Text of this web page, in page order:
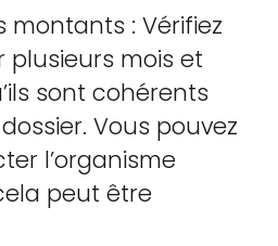
montants : Vérifiez
mois et
sont cohérents
Vous pouvez
l’organisme
peut être